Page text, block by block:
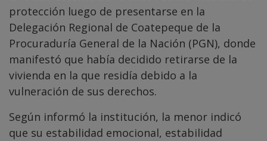
protección luego de presentarse en la
Delegación Regional de Coatepeque de la
Procuraduría General de la Nación (PGN), donde
manifestó que había decidido retirarse de la
vivienda en la que residía debido a la
vulneración de sus derechos.
Según informó la institución, la menor indicó
que su estabilidad emocional, estabilidad